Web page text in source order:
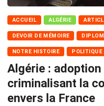
ACCUEIL ALGÉRIE
DEVOIR DE MÉMOIRE
NOTRE HISTOIRE POLITIQUE
Algérie : adoption
criminalisant la
envers la France